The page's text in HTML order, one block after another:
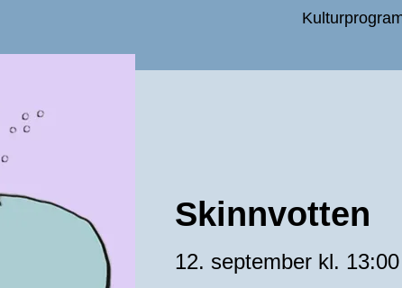
Skinnvotten
12. september kl. 13:00